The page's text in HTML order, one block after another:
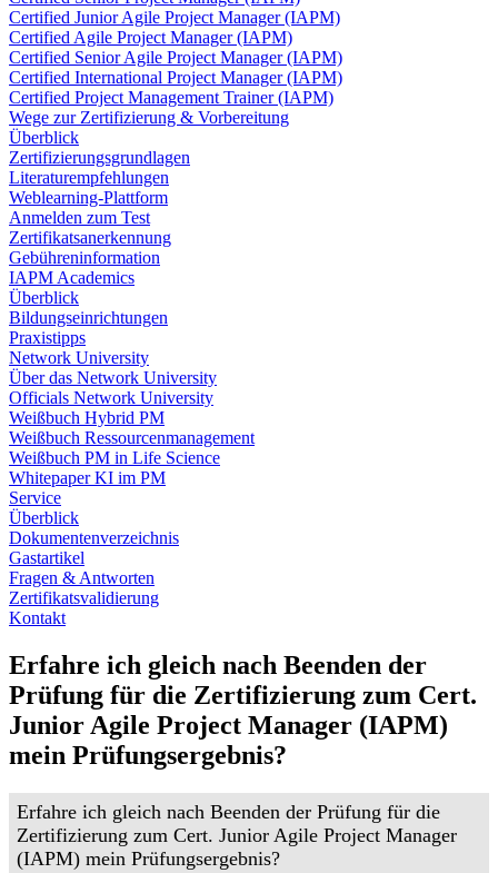
Certified Junior Agile Project Manager (IAPM)
Certified Agile Project Manager (IAPM)
Certified Senior Agile Project Manager (IAPM)
Certified International Project Manager (IAPM)
Certified Project Management Trainer (IAPM)
Wege zur Zertifizierung & Vorbereitung
Überblick
Zertifizierungsgrundlagen
Literaturempfehlungen
Weblearning-Plattform
Anmelden zum Test
Zertifikatsanerkennung
Gebühreninformation
IAPM Academics
Überblick
Bildungseinrichtungen
Praxistipps
Network University
Über das Network University
Officials Network University
Weißbuch Hybrid PM
Weißbuch Ressourcenmanagement
Weißbuch PM in Life Science
Whitepaper KI im PM
Service
Überblick
Dokumentenverzeichnis
Gastartikel
Fragen & Antworten
Zertifikatsvalidierung
Kontakt
Erfahre ich gleich nach Beenden der
Prüfung für die Zertifizierung zum Cert.
Junior Agile Project Manager (IAPM)
mein Prüfungsergebnis?
Erfahre ich gleich nach Beenden der Prüfung für die
Zertifizierung zum Cert. Junior Agile Project Manager
(IAPM) mein Prüfungsergebnis?